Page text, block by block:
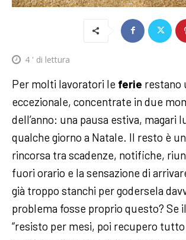
4 ' di lettura
Per molti lavoratori le ferie restano
eccezionale, concentrate in due
dell’anno: una pausa estiva, magari
qualche giorno a Natale. Il resto è
rincorsa tra scadenze, notifiche,
fuori orario e la sensazione di
già troppo stanchi per godersela
problema fosse proprio questo? Se
“resisto per mesi, poi recupero tutto